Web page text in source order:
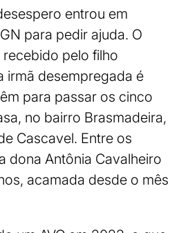
entrou em
para pedir ajuda. O
pelo filho
irmã desempregada é
para passar os cinco
no bairro Brasmadeira,
Cascavel. Entre os
dona Antônia Cavalheiro
acamada desde o mês